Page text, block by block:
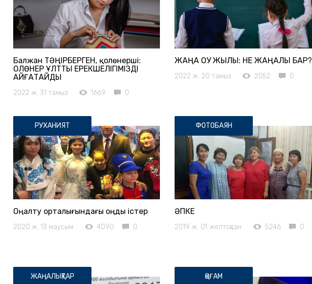
Балжан ТӘҢІРБЕРГЕН, қолөнерші:
ҚОЛӨНЕР ҰЛТТЫҚ ЕРЕКШЕЛІГІМІЗДІ
АЙҒАҚТАЙДЫ
2022 ж. 31 тамыз 1669 0
ЖАҢА ОҚУ ЖЫЛЫ: НЕ ЖАҢАЛЫҚ БАР?
2022 ж. 20 тамыз 2052 0
РУХАНИЯТ
Оңалту орталығындағы оңды істер
2020 ж. 13 маусым 4090 0
ФОТОБАЯН
ӘПКЕ
2019 ж. 01 желтоқсан 5246 0
ЖАҢАЛЫҚТАР ҚОҒАМ